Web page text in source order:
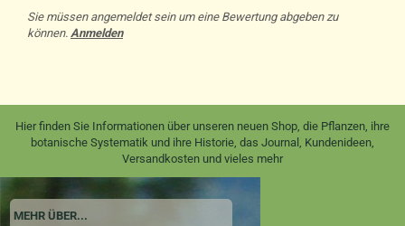
Sie müssen angemeldet sein um eine Bewertung abgeben zu
können. Anmelden
Hier finden Sie Informationen über unseren neuen Shop, die Pflanzen, ihre
botanische Systematik und ihre Historie, das Journal, Kundenideen,
Versandkosten und vieles mehr
MEHR ÜBER...